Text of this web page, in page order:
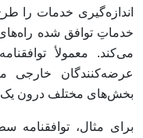
اندازه‌گیری خدمات را
خدماتِ توافق ‌شده
می‌کند. معمولأ
عرضه‌کنندگان خارجی
بخش‌های مختلف درون یک
برای مثال،